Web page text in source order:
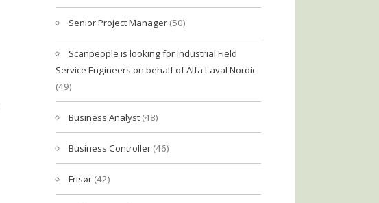
Senior Project Manager (50)
Scanpeople is looking for Industrial Field
Service Engineers on behalf of Alfa Laval Nordic
(49)
Business Analyst (48)
Business Controller (46)
Frisør (42)